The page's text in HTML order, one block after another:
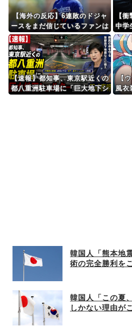
【海外の反応】6連敗のドジャ
ースをまだ信じているファンは
いるのか？【MLB】
【
中学
【速報】都知事、東京駅近くの
都八重洲駐車場に「巨大地下シ
【
風衣
韓国人「熊本地
術の完全勝利を
韓国人「この夏
しかない理由が